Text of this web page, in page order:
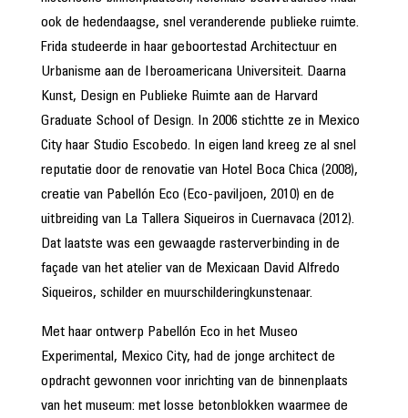
ook de hedendaagse, snel veranderende publieke ruimte.
Frida studeerde in haar geboortestad Architectuur en
Urbanisme aan de Iberoamericana Universiteit. Daarna
Kunst, Design en Publieke Ruimte aan de Harvard
Graduate School of Design. In 2006 stichtte ze in Mexico
City haar Studio Escobedo. In eigen land kreeg ze al snel
reputatie door de renovatie van Hotel Boca Chica (2008),
creatie van Pabellón Eco (Eco-paviljoen, 2010) en de
uitbreiding van La Tallera Siqueiros in Cuernavaca (2012).
Dat laatste was een gewaagde rasterverbinding in de
façade van het atelier van de Mexicaan David Alfredo
Siqueiros, schilder en muurschilderingkunstenaar.
Met haar ontwerp Pabellón Eco in het Museo
Experimental, Mexico City, had de jonge architect de
opdracht gewonnen voor inrichting van de binnenplaats
van het museum: met losse betonblokken waarmee de